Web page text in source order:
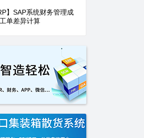
】SAP系统财务管理成
单差异计算